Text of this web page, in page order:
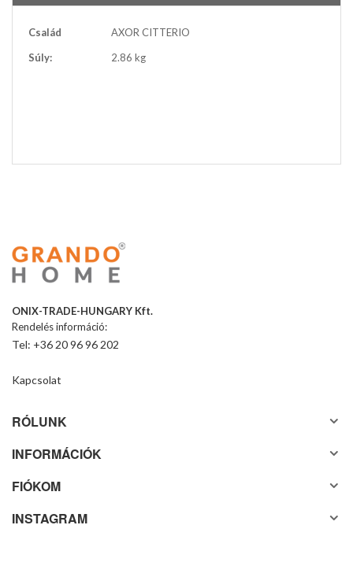
További
Család
AXOR CITTERIO
Súly:
2.86 kg
ONIX-TRADE-HUNGARY Kft.
Rendelés információ:
Tel: +36 20 96 96 202
Kapcsolat
RÓLUNK
INFORMÁCIÓK
FIÓKOM
INSTAGRAM